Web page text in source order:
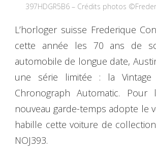
397HDGR5B6 – Crédits photos
L’horloger suisse Frederique
cette année les 70 ans de
automobile de longue date,
une série limitée : la Vintage
Chronograph Automatic. Pour
nouveau garde-temps adopte le
habille cette voiture de
NOJ393.